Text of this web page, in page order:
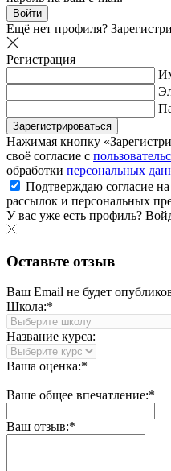
Войти
Ещё нет профиля?
Регистрация
Зарегистрироваться
Нажимая кнопку
своё согласие с
обработки персональных
Подтверждаю согласие
рассылок и персональных
У вас уже есть профиль?
Оставьте отзыв
Ваш Email не будет
Школа:*
Название курса:
Ваша оценка:*
Ваше общее впечатление:*
Ваш отзыв:*